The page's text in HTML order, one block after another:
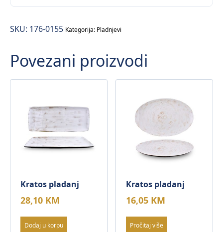
količina
SKU: 176-0155 Kategorija: Pladnjevi
Povezani proizvodi
Kratos pladanj
28,10 KM
Dodaj u korpu
Kratos pladanj
16,05 KM
Pročitaj više